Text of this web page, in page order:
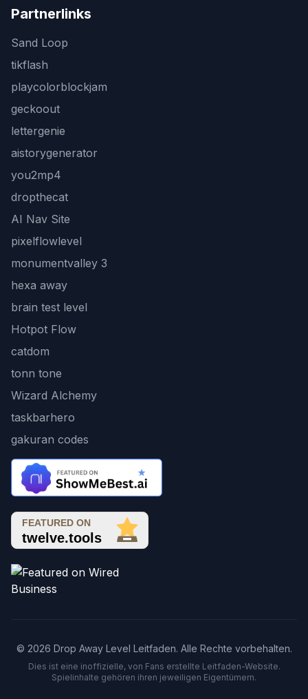
Partnerlinks
Sand Loop
tikflash
playcolorblockjam
geckoout
lettergenie
aistorygenerator
you2mp4
dropthecat
AI Nav Site
pixelflowlevel
monumentvalley 3
hexa away
brain test level
Hotpot Flow
catdom
tonn tone
Wizard Alchemy
taskbarhero
gakuran codes
© 2026 Drop Away Level Leitfaden. Alle Rechte vorbehalten.
Dies ist eine inoffizielle, von Fans erstellte Leitfaden-Website.
Spielinhalte gehören ihren jeweiligen Eigentümern.